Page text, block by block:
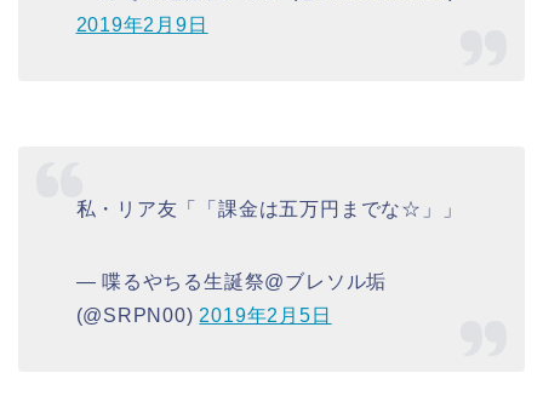
2019年2月9日
私・リア友「「課金は五万円までな☆」」
— 喋るやちる生誕祭@ブレソル垢
(@SRPN00) 2019年2月5日